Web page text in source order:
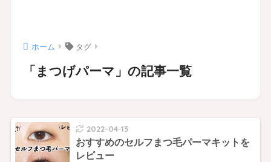
ホーム タグ
「まつげパーマ」の記事一覧
2022-04-13
おすすめのセルフまつ毛パーマキットを
レビュー